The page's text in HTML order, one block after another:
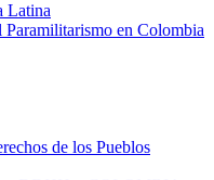
Latina
en Colombia
de los Pueblos